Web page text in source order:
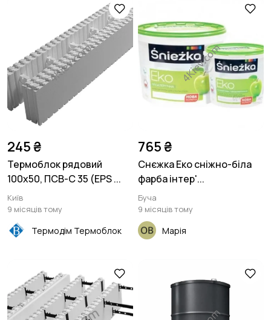
245 ₴
Термоблок рядовий
100х50, ПСВ-С 35 (EPS ...
Київ
9 місяців тому
Термодім Термоблок
765 ₴
Снєжка Еко сніжно-біла
фарба інтер'...
Буча
9 місяців тому
Марія